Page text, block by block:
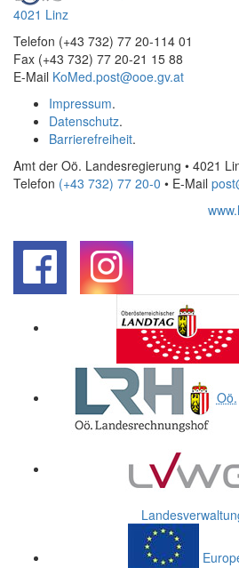
4021 Linz
Telefon (+43 732) 77 20-114 01
Fax (+43 732) 77 20-21 15 88
E-Mail KoMed.post@ooe.gv.at
Impressum.
Datenschutz.
Barrierefreiheit.
Amt der Oö. Landesregierung • 4021
Telefon (+43 732) 77 20-0 • E-Mail
Oö.